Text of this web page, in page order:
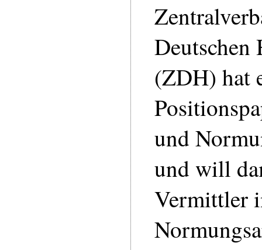
Deutschen
(ZDH) hat
und
und will
Vermittler